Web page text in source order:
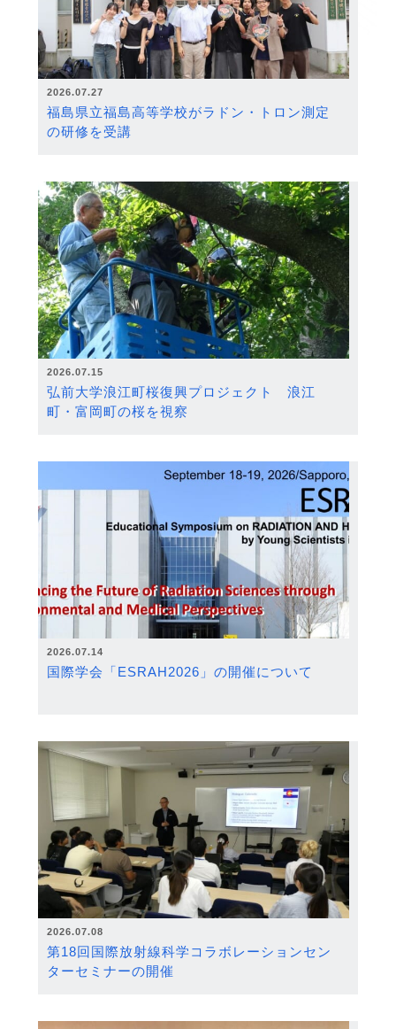
2026.07.27
福島県立福島高等学校がラドン・トロン測定
の研修を受講
2026.07.15
弘前大学浪江町桜復興プロジェクト 浪江
町・富岡町の桜を視察
2026.07.14
国際学会「ESRAH2026」の開催について
2026.07.08
第18回国際放射線科学コラボレーションセン
ターセミナーの開催